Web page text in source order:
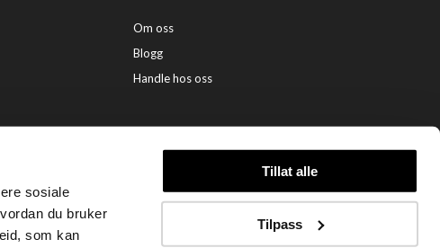
sosiale
du bruker
som kan
Tillat alle
Tilpass
Om oss
Blogg
Handle hos oss
© Tendenz Hårpleie AS (org. nr. 948 341 662) |Nettbutikk levert av Kréatif